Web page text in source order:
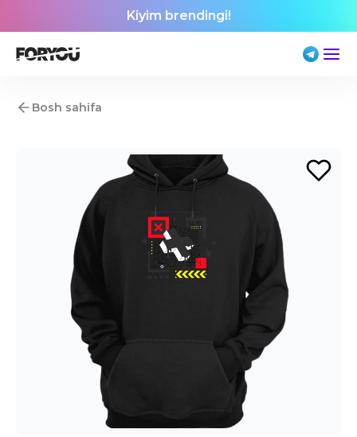
Kiyim brendingi!
Bosh sahifa